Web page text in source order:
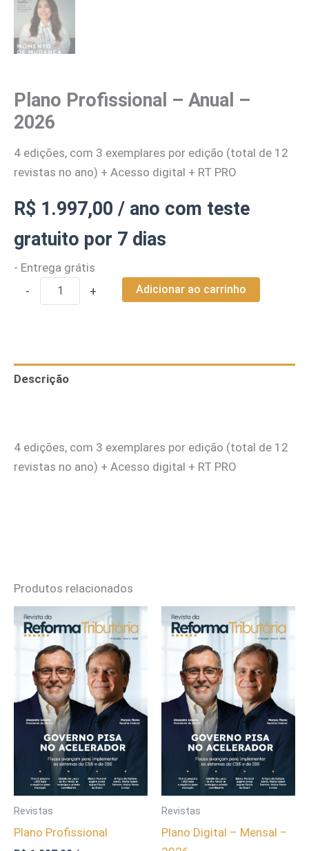
Plano Profissional – Anual –
2026
4 edições, com 3 exemplares por edição (total de 12
revistas no ano) + Acesso digital + RT PRO
R$ 1.997,00 / ano com teste
gratuito por 7 dias
- Entrega grátis
-
+ Adicionar ao carrinho
Descrição
4 edições, com 3 exemplares por edição (total de 12
revistas no ano) + Acesso digital + RT PRO
Produtos relacionados
Revistas
Plano Profissional
Revistas
Plano Digital – Mensal –